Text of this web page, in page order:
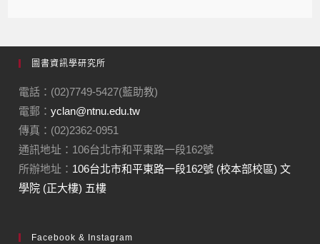
圖書資訊學研究所
電話：(02)7749-5427(藍助教)
電郵：yclan@ntnu.edu.tw
傳真：(02)2362-0951
通訊地址：106台北市和平東路一段162號
所辦地址： 106台北市和平東路一段162號 (校本部校區) 文
學院 (正大樓) 五樓
Facebook & Instagram